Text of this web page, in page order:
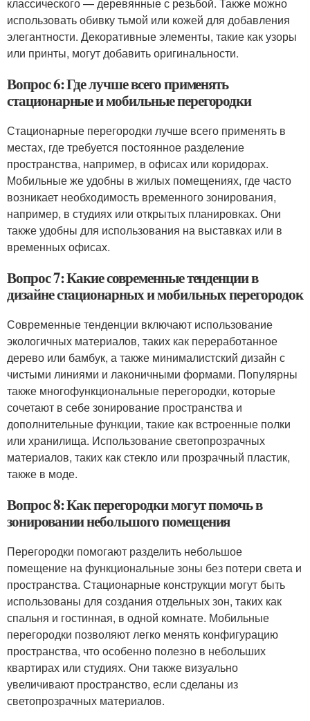
использовать обивку тьмой или кожей для добавления
элегантности. Декоративные элементы, такие как узоры
или принты, могут добавить оригинальности.
Вопрос 6: Где лучше всего применять
стационарные и мобильные перегородки
Стационарные перегородки лучше всего применять в
местах, где требуется постоянное разделение
пространства, например, в офисах или коридорах.
Мобильные же удобны в жилых помещениях, где часто
возникает необходимость временного зонирования,
например, в студиях или открытых планировках. Они
также удобны для использования на выставках или в
временных офисах.
Вопрос 7: Какие современные тенденции в
дизайне стационарных и мобильных перегородок
Современные тенденции включают использование
экологичных материалов, таких как переработанное
дерево или бамбук, а также минималистский дизайн с
чистыми линиями и лаконичными формами. Популярны
также многофункциональные перегородки, которые
сочетают в себе зонирование пространства и
дополнительные функции, такие как встроенные полки
или хранилища. Использование светопрозрачных
материалов, таких как стекло или прозрачный пластик,
также в моде.
Вопрос 8: Как перегородки могут помочь в
зонировании небольшого помещения
Перегородки помогают разделить небольшое
помещение на функциональные зоны без потери света и
пространства. Стационарные конструкции могут быть
использованы для создания отдельных зон, таких как
спальня и гостинная, в одной комнате. Мобильные
перегородки позволяют легко менять конфигурацию
пространства, что особенно полезно в небольших
квартирах или студиях. Они также визуально
увеличивают пространство, если сделаны из
светопрозрачных материалов.